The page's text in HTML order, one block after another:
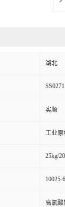
湖北
SS0271
实顺
工业原
25kg/
10025-
高氯